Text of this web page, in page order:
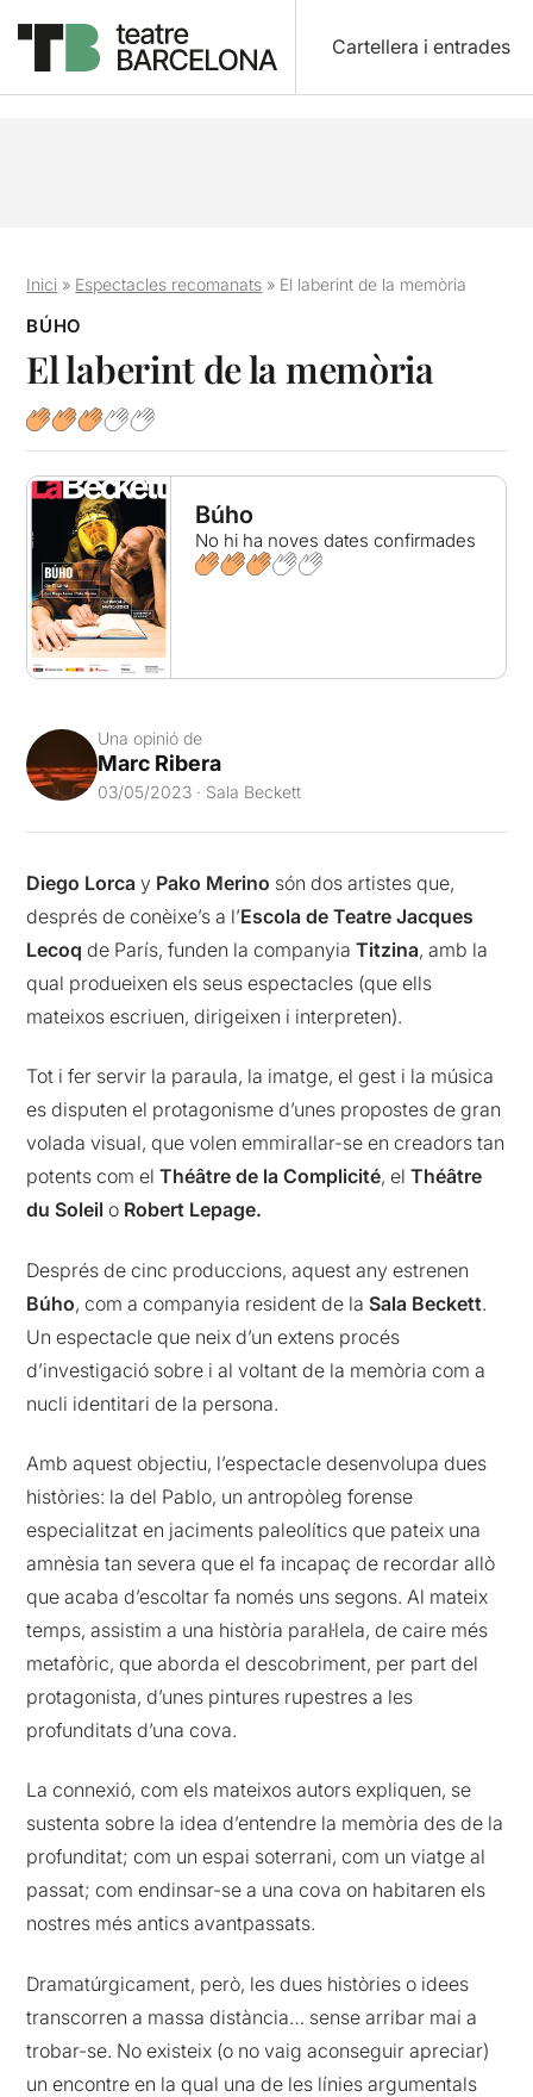
Cartellera i entrades
Inici » Espectacles recomanats » El laberint de la memòria
BÚHO
El laberint de la memòria
Búho
No hi ha noves dates confirmades
Una opinió de
Marc Ribera
03/05/2023 · Sala Beckett
Diego Lorca y Pako Merino són dos artistes que,
després de conèixe’s a l’Escola de Teatre Jacques
Lecoq de París, funden la companyiaTitzina, amb la
qual produeixen els seus espectacles (que ells
mateixos escriuen, dirigeixen i interpreten).
Tot i fer servir la paraula, la imatge, el gest i la música
es disputen el protagonisme d’unes propostes de gran
volada visual, que volen emmirallar-se en creadors tan
potents com elThéâtre de la Complicité, el Théâtre
du Soleilo Robert Lepage.
Després de cinc produccions, aquest any estrenen
Búho, com a companyia resident de laSala Beckett.
Un espectacle que neix d’un extens procés
d’investigació sobre i al voltant de la memòria com a
nucli identitari de la persona.
Amb aquest objectiu, l’espectacle desenvolupa dues
històries: la del Pablo, un antropòleg forense
especialitzat en jaciments paleolítics que pateix una
amnèsia tan severa que el fa incapaç de recordar allò
que acaba d’escoltar fa només uns segons. Al mateix
temps, assistim a una història paral·lela, de caire més
metafòric, que aborda el descobriment, per part del
protagonista, d’unes pintures rupestres a les
profunditats d’una cova.
La connexió, com els mateixos autors expliquen, se
sustenta sobre la idea d’entendre la memòria des de la
profunditat; com un espai soterrani, com un viatge al
passat; com endinsar-se a una cova on habitaren els
nostres més antics avantpassats.
Dramatúrgicament, però, les dues històries o idees
transcorren a massa distància… sense arribar mai a
trobar-se. No existeix (o no vaig aconseguir apreciar)
un encontre en la qual una de les línies argumentals